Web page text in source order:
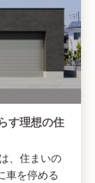
す理想の住
、住まいの
車を停める